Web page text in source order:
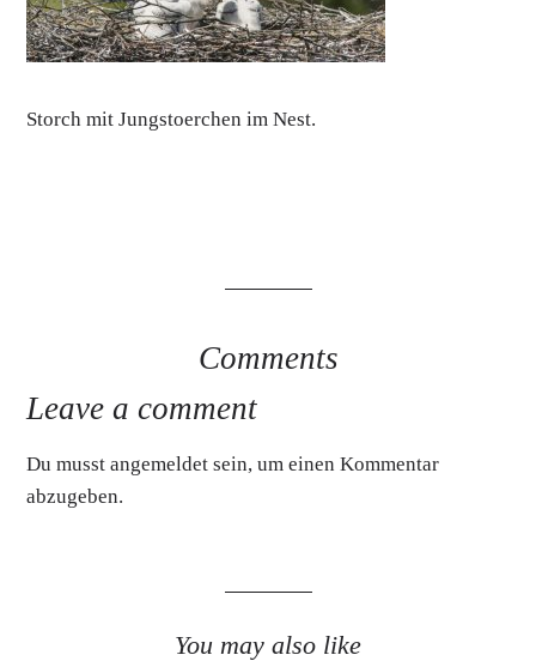
Storch mit Jungstoerchen im Nest.
Comments
Leave a comment
Du musstangemeldet sein, um einen Kommentar
abzugeben.
You may also like